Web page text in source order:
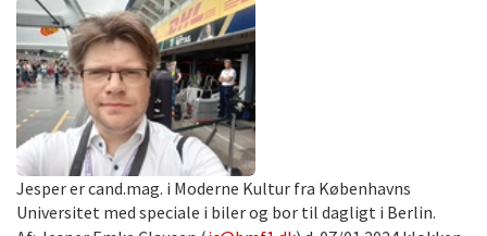
Jesper er cand.mag. i Moderne Kultur fra Københavns
Universitet med speciale i biler og bor til dagligt i Berlin.